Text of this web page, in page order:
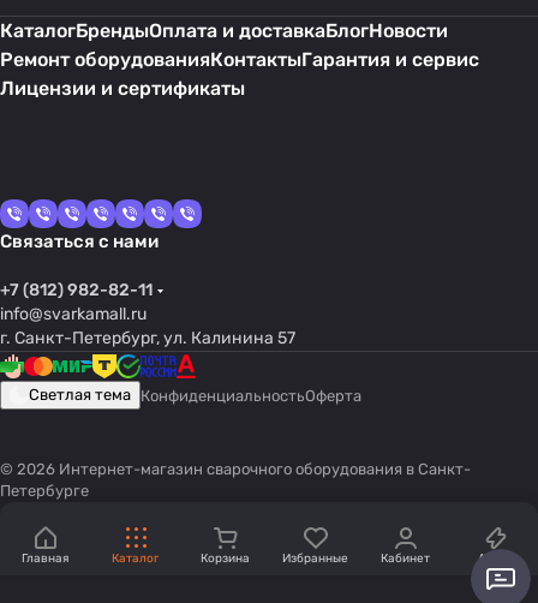
КаталогБрендыОплата и доставкаБлогНовости
Ремонт оборудованияКонтактыГарантия и сервис
Лицензии и сертификаты
Связаться с нами
+7 (812) 982-82-11
info@svarkamall.ru
г. Санкт-Петербург, ул. Калинина 57
Светлая тема КонфиденциальностьОферта
© 2026 Интернет-магазин сварочного оборудования в Санкт-
Петербурге
Главная Каталог Корзина Избранные Кабинет Акции